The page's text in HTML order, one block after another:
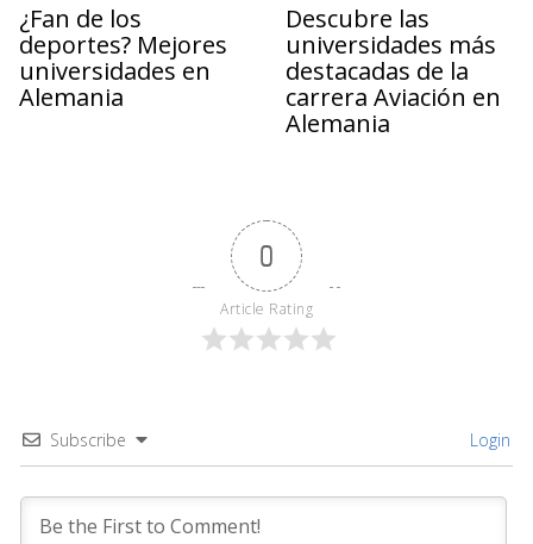
¿Fan de los
deportes? Mejores
universidades en
Alemania
Descubre las
universidades más
destacadas de la
carrera Aviación en
Alemania
0
Article Rating
Subscribe Login